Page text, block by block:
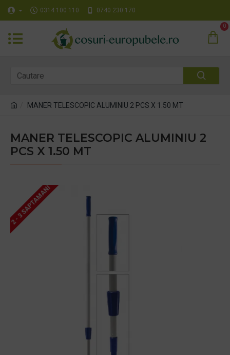
0314 100 110 0740 230 170
0
MANER TELESCOPIC ALUMINIU 2 PCS X 1.50 MT
MANER TELESCOPIC ALUMINIU 2
PCS X 1.50 MT
2 - 3 SAPTAMANI